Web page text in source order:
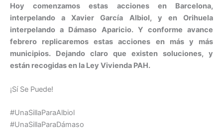
Hoy comenzamos estas acciones en Barcelona,
interpelando a Xavier García Albiol, y en Orihuela
interpelando a Dámaso Aparicio. Y conforme avance
febrero replicaremos estas acciones en más y más
municipios. Dejando claro que existen soluciones, y
están recogidas en la Ley Vivienda PAH.
¡Sí Se Puede!
#UnaSillaParaAlbiol
#UnaSillaParaDámaso